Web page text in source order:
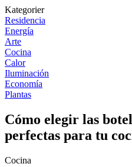
Kategorier
Residencia
Energía
Arte
Cocina
Calor
Iluminación
Economía
Plantas
Cómo elegir las
perfectas para tu
Cocina